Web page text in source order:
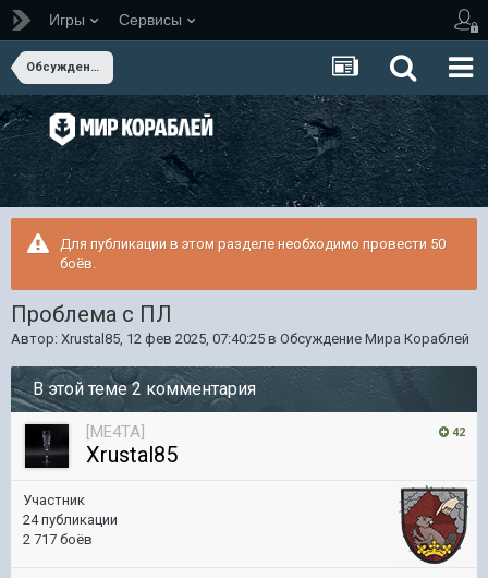
Игры Сервисы
Обсуждение Мира Кораблей
Для публикации в этом разделе необходимо провести 50
боёв.
Проблема с ПЛ
Автор: Xrustal85, 12 фев 2025, 07:40:25 в Обсуждение Мира Кораблей
В этой теме 2 комментария
42
[ME4TA]
Xrustal85
Участник
24 публикации
2 717 боёв